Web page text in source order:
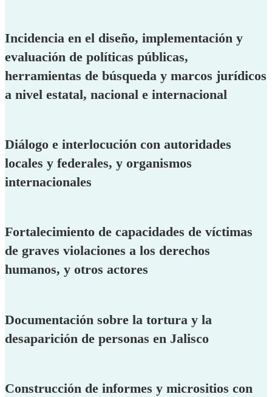
Incidencia en el diseño, implementación y
evaluación de políticas públicas,
herramientas de búsqueda y marcos jurídicos
a nivel estatal, nacional e internacional
Diálogo e interlocución con autoridades
locales y federales, y organismos
internacionales
Fortalecimiento de capacidades de víctimas
de graves violaciones a los derechos
humanos, y otros actores
Documentación sobre la tortura y la
desaparición de personas en Jalisco
Construcción de informes y micrositios con